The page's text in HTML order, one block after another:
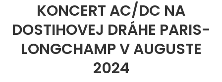
KONCERT AC/DC NA
DOSTIHOVEJ DRÁHE PARIS-
LONGCHAMP V AUGUSTE
2024